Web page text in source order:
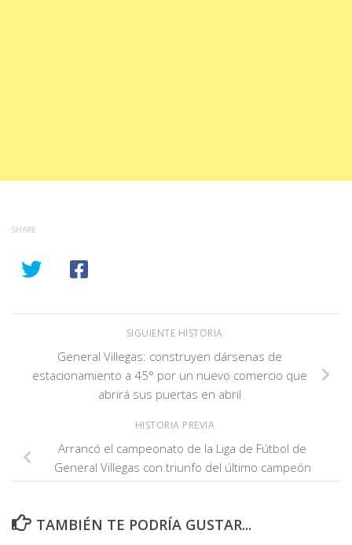
SHARE
SIGUIENTE HISTORIA
General Villegas: construyen dársenas de
estacionamiento a 45° por un nuevo comercio que
abrirá sus puertas en abril
HISTORIA PREVIA
Arrancó el campeonato de la Liga de Fútbol de
General Villegas con triunfo del último campeón
TAMBIÉN TE PODRÍA GUSTAR...